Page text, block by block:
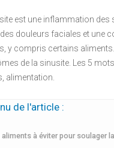
est une inflammation
des douleurs faciales et une
y compris certains
de la sinusite. Les 5
alimentation.
de l'article :
aliments à éviter pour soulager